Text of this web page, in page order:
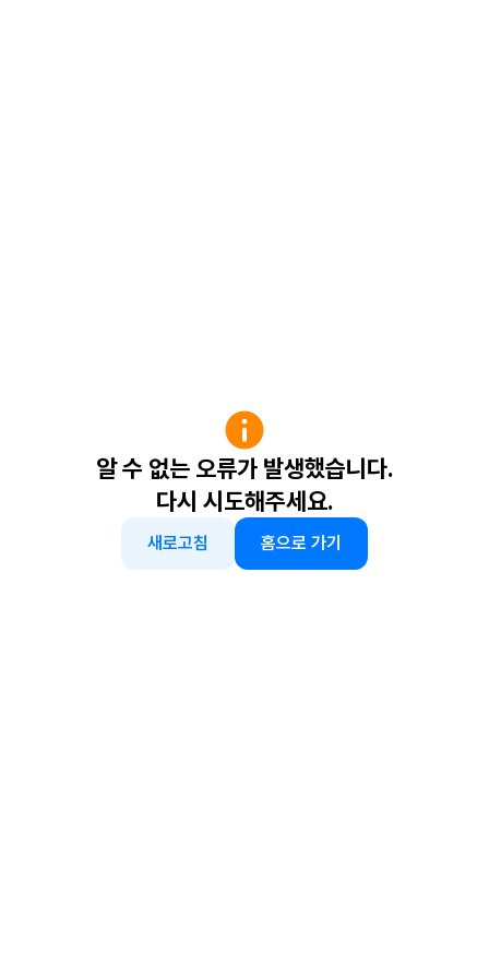
알 수 없는 오류가 발생했습니다.
다시 시도해주세요.
새로고침 홈으로 가기